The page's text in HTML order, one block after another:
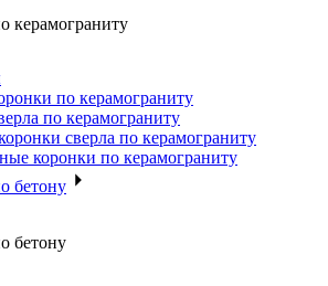
керамограниту
по керамограниту
по керамограниту
сверла по керамограниту
коронки по керамограниту
бетону
бетону